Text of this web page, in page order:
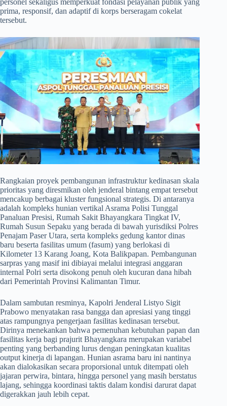
personel sekaligus memperkuat fondasi pelayanan publik yang
prima, responsif, dan adaptif di korps berseragam cokelat
tersebut.
​Rangkaian proyek pembangunan infrastruktur kedinasan skala
prioritas yang diresmikan oleh jenderal bintang empat tersebut
mencakup berbagai kluster fungsional strategis. Di antaranya
adalah kompleks hunian vertikal Asrama Polisi Tunggal
Panaluan Presisi, Rumah Sakit Bhayangkara Tingkat IV,
Rumah Susun Sepaku yang berada di bawah yurisdiksi Polres
Penajam Paser Utara, serta kompleks gedung kantor dinas
baru beserta fasilitas umum (fasum) yang berlokasi di
Kilometer 13 Karang Joang, Kota Balikpapan. Pembangunan
sarpras yang masif ini dibiayai melalui integrasi anggaran
internal Polri serta disokong penuh oleh kucuran dana hibah
dari Pemerintah Provinsi Kalimantan Timur.
​Dalam sambutan resminya, Kapolri Jenderal Listyo Sigit
Prabowo menyatakan rasa bangga dan apresiasi yang tinggi
atas rampungnya pengerjaan fasilitas kedinasan tersebut.
Dirinya menekankan bahwa pemenuhan kebutuhan papan dan
fasilitas kerja bagi prajurit Bhayangkara merupakan variabel
penting yang berbanding lurus dengan peningkatan kualitas
output kinerja di lapangan. Hunian asrama baru ini nantinya
akan dialokasikan secara proporsional untuk ditempati oleh
jajaran perwira, bintara, hingga personel yang masih berstatus
lajang, sehingga koordinasi taktis dalam kondisi darurat dapat
digerakkan jauh lebih cepat.